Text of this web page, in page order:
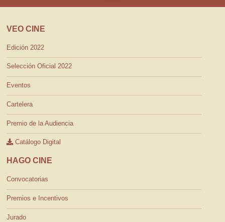
VEO CINE
Edición 2022
Selección Oficial 2022
Eventos
Cartelera
Premio de la Audiencia
Catálogo Digital
HAGO CINE
Convocatorias
Premios e Incentivos
Jurado